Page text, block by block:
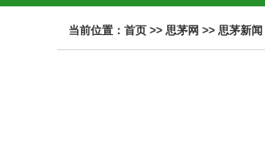
当前位置： 首页 >> 思茅网 >> 思茅新闻